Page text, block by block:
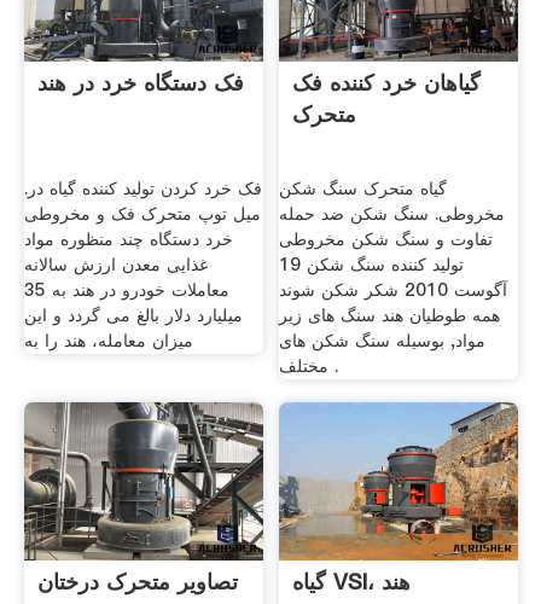
فک دستگاه خرد در هند
فک خرد کردن تولید کننده گیاه در.
میل توپ متحرک فک و مخروطی
خرد دستگاه چند منظوره مواد
غذایی معدن ارزش سالانه
معاملات خودرو در هند به 35
میلیارد دلار بالغ می گردد و این
میزان معامله، هند را به
گیاهان خرد کننده فک
متحرک
گیاه متحرک سنگ شکن
مخروطی. سنگ شکن ضد حمله
تفاوت و سنگ شکن مخروطی
تولید کننده سنگ شکن 19
آگوست 2010 شکر شکن شوند
همه طوطیان هند سنگ های زیر
مواد, بوسیله سنگ شکن های
مختلف .
تصاویر متحرک درختان گیاه VSI، هند